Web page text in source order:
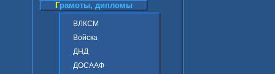
Грамоты, дипломы
ВЛКСМ
Войска
ДНД
ДОСААФ